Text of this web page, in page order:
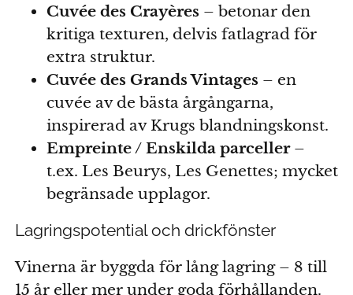
Cuvée des Crayères– betonar den
kritiga texturen, delvis fatlagrad för
extra struktur.
Cuvée des Grands Vintages– en
cuvée av de bästa årgångarna,
inspirerad av Krugs blandningskonst.
Empreinte / Enskilda parceller–
t.ex. Les Beurys, Les Genettes; mycket
begränsade upplagor.
Lagringspotential och drickfönster
Vinerna är byggda för lång lagring – 8 till
15 år eller mer under goda förhållanden.